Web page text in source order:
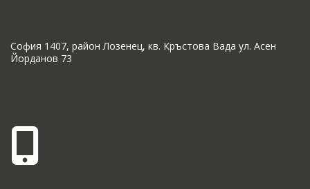
София 1407, район Лозенец, кв. Кръстова Вада ул. Асен
Йорданов 73